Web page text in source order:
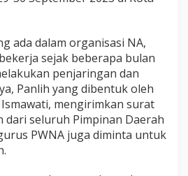
ada dalam organisasi NA,
sejak beberapa bulan
penjaringan dan
Panlih yang dibentuk oleh
mengirimkan surat
dari seluruh Pimpinan Daerah
PWNA juga diminta untuk